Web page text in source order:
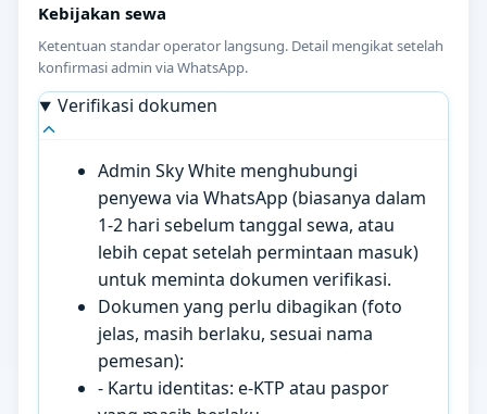
Kebijakan sewa
Ketentuan standar operator langsung. Detail mengikat setelah
konfirmasi admin via WhatsApp.
Verifikasi dokumen
Admin Sky White menghubungi
penyewa via WhatsApp (biasanya dalam
1-2 hari sebelum tanggal sewa, atau
lebih cepat setelah permintaan masuk)
untuk meminta dokumen verifikasi.
Dokumen yang perlu dibagikan (foto
jelas, masih berlaku, sesuai nama
pemesan):
- Kartu identitas: e-KTP atau paspor